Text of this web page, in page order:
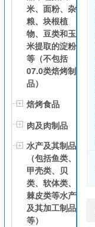
米、面粉、杂
粮、块根植
物、豆类和玉
米提取的淀粉
等（不包括
07.0类焙烤制
品）
焙烤食品
肉及肉制品
水产及其制品
（包括鱼类、
甲壳类、贝
类、软体类、
棘皮类等水产
及其加工制品
等）